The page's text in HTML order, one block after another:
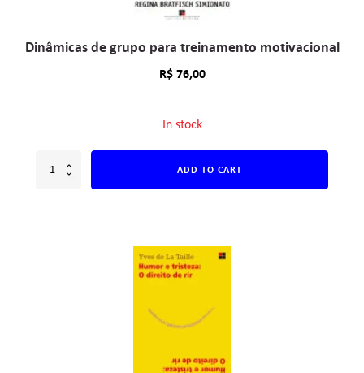
Dinâmicas de grupo para treinamento motivacional
R$76,00
In stock
ADD TO CART